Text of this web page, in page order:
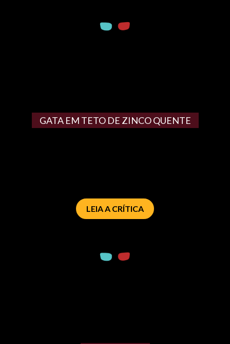
GATA EM TETO DE ZINCO QUENTE
LEIA A CRÍTICA